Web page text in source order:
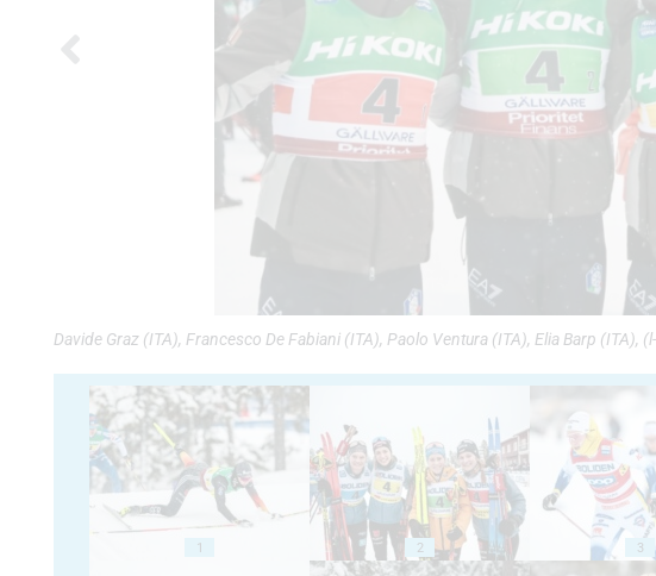
Davide Graz (ITA), Francesco De Fabiani (ITA), Paolo Ventura (ITA), Elia Barp
1 2 3